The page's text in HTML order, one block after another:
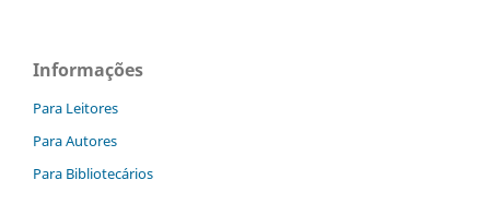
Informações
Para Leitores
Para Autores
Para Bibliotecários